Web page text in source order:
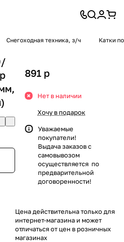
Снегоходная техника, з/ч Катки
891 p
Нет в наличии
Хочу в подарок
Уважаемые
покупатели!
Выдача заказов с
самовывозом
осуществляется по
предварительной
договоренности!
Цена действительна только для
интернет-магазина и может
отличаться от цен в розничных
магазинах